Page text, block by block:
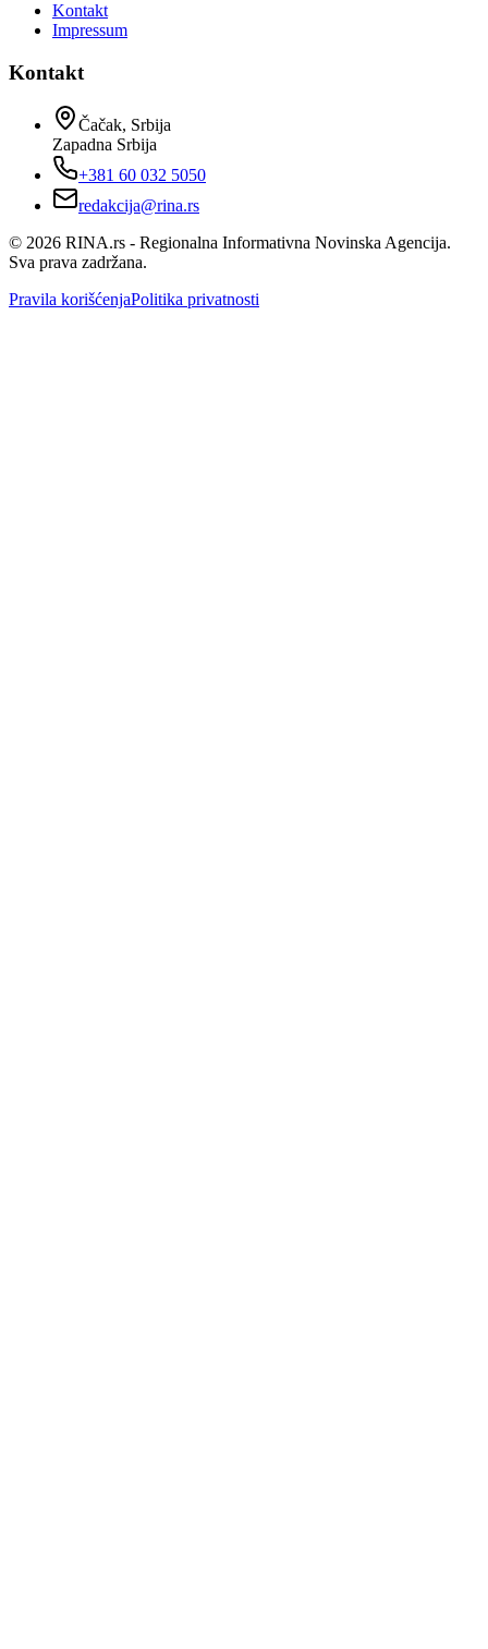
Kontakt
Impressum
Kontakt
Čačak, Srbija
Zapadna Srbija
+381 60 032 5050
redakcija@rina.rs
© 2026 RINA.rs - Regionalna Informativna Novinska Agencija.
Sva prava zadržana.
Pravila korišćenjaPolitika privatnosti